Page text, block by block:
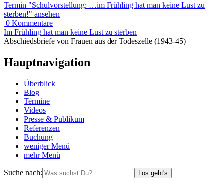
Termin "Schulvorstellung: …im Frühling hat man keine Lust zu
sterben!" ansehen
0 Kommentare
Im Frühling hat man keine Lust zu sterben
Abschiedsbriefe von Frauen aus der Todeszelle (1943-45)
Hauptnavigation
Überblick
Blog
Termine
Videos
Presse & Publikum
Referenzen
Buchung
wenigerMenü
mehrMenü
Suche nach: Los geht's